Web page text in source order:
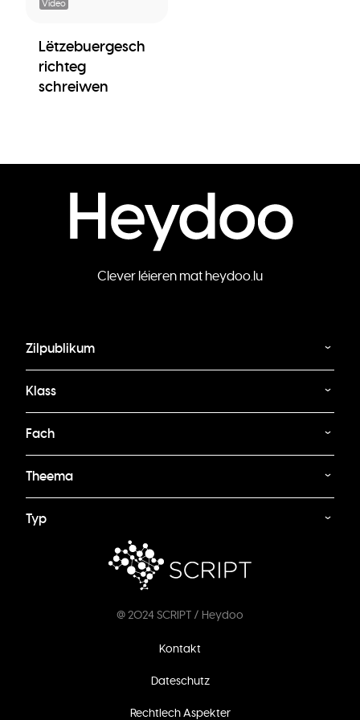
Video
Lëtzebuergesch
richteg
schreiwen
Clever léieren mat heydoo.lu
Zilpublikum
Klass
Fach
Theema
Typ
@ 2024 SCRIPT / Heydoo
Kontakt
Dateschutz
Rechtlech Aspekter